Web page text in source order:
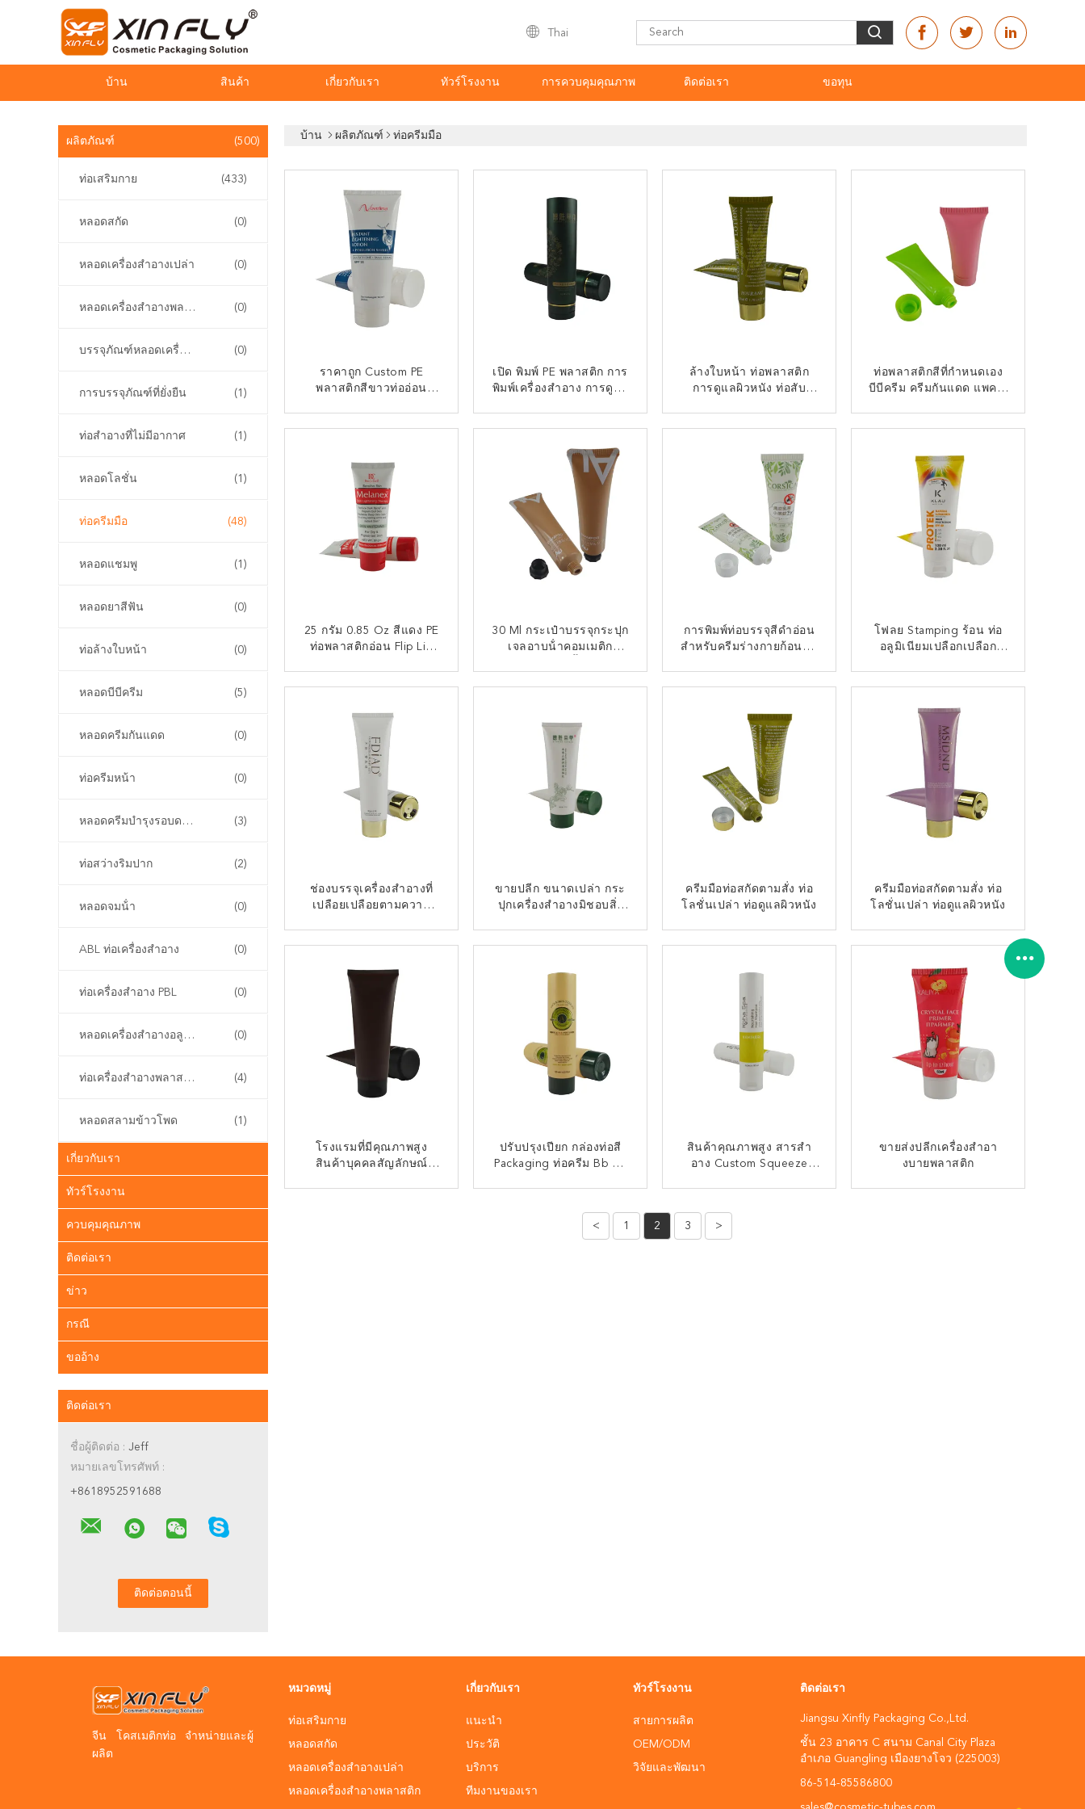
Thai
บ้าน สินค้า เกี่ยวกับเรา ทัวร์โรงงาน การควบคุมคุณภาพ ติดต่อเรา ขอทุน
ผลิตภัณฑ์ (500)
ท่อเสริมกาย (433)
หลอดสกัด (0)
หลอดเครื่องสำอางเปล่า (0)
หลอดเครื่องสำอางพลาสติก (0)
บรรจุภัณฑ์หลอดเครื่องสำอาง (0)
การบรรจุภัณฑ์ที่ยั่งยืน (1)
ท่อสําอางที่ไม่มีอากาศ (1)
หลอดโลชั่น (1)
ท่อครีมมือ (48)
หลอดแชมพู (1)
หลอดยาสีฟัน (0)
ท่อล้างใบหน้า (0)
หลอดบีบีครีม (5)
หลอดครีมกันแดด (0)
ท่อครีมหน้า (0)
หลอดครีมบำรุงรอบดวงตา (3)
ท่อสว่างริมปาก (2)
หลอดจมน้ํา (0)
ABL ท่อเครื่องสําอาง (0)
ท่อเครื่องสําอาง PBL (0)
หลอดเครื่องสําอางอลูมิเนียม (0)
ท่อเครื่องสําอางพลาสติก PCR (4)
หลอดสลามข้าวโพด (1)
เกี่ยวกับเรา
ทัวร์โรงงาน
ควบคุมคุณภาพ
ติดต่อเรา
ข่าว
กรณี
ขออ้าง
ติดต่อเรา
ชื่อผู้ติดต่อ : Jeff
หมายเลขโทรศัพท์ :
+8618952591688
บ้าน ผลิตภัณฑ์ ท่อครีมมือ
ราคาถูก Custom PE
พลาสติกสีขาวท่ออ่อน
ติดต่อตอนนี้
เปิด พิมพ์ PE พลาสติก การ
พิมพ์เครื่องสําอาง การดูแล
ติดต่อตอนนี้
ล้างใบหน้า ท่อพลาสติก
การดูแลผิวหนัง ท่อสับ
ติดต่อตอนนี้
ท่อพลาสติกสีที่กําหนดเอง
บีบีครีม ครีมกันแดด แพคเก
ติดต่อตอนนี้
25 กรัม 0.85 Oz สีแดง PE
ท่อพลาสติกอ่อน Flip Lid
ติดต่อตอนนี้
30 Ml กระเป๋าบรรจุกระปุก
เจลอาบน้ําคอมเมติก
ติดต่อตอนนี้
การพิมพ์ท่อบรรจุสีดําอ่อน
สําหรับครีมร่างกายก้อนน้ํา
ติดต่อตอนนี้
โฟลย Stamping ร้อน ท่อ
อลูมิเนียมเปลือกเปลือก
ติดต่อตอนนี้
ช่องบรรจุเครื่องสําอางที่
เปลือยเปลือยตามความ
ติดต่อตอนนี้
ขายปลีก ขนาดเปล่า กระ
ปุกเครื่องสําอางมิชอบสิ่ง
ติดต่อตอนนี้
ครีมมือท่อสกัดตามสั่ง ท่อ
โลชั่นเปล่า ท่อดูแลผิวหนัง
ติดต่อตอนนี้
ครีมมือท่อสกัดตามสั่ง ท่อ
โลชั่นเปล่า ท่อดูแลผิวหนัง
ติดต่อตอนนี้
โรงแรมที่มีคุณภาพสูง
สินค้าบุคคลสัญลักษณ์
ปรับปรุงเปียก กล่องท่อสี
Packaging ท่อครีม Bb ท่อ
สินค้าคุณภาพสูง สารสํา
อาง Custom Squeeze
ขายส่งปลีกเครื่องสําอา
งบายพลาสติก
< 1 2 3 >
จีน โคสเมติกท่อ จําหน่ายและผู้
ผลิต
หมวดหมู่
ท่อเสริมกาย
หลอดสกัด
หลอดเครื่องสำอางเปล่า
หลอดเครื่องสำอางพลาสติก
เกี่ยวกับเรา
แนะนำ
ประวัติ
บริการ
ทีมงานของเรา
ทัวร์โรงงาน
สายการผลิต
OEM/ODM
วิจัยและพัฒนา
ติดต่อเรา
Jiangsu Xinfly Packaging Co.,Ltd.
ชั้น 23 อาคาร C สนาม Canal City Plaza
อําเภอ Guangling เมืองยางโจว (225003)
86-514-85586800